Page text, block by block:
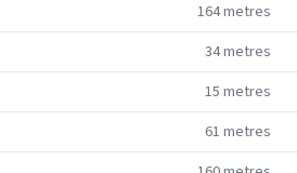
164metres
34metres
15 metres
61 metres